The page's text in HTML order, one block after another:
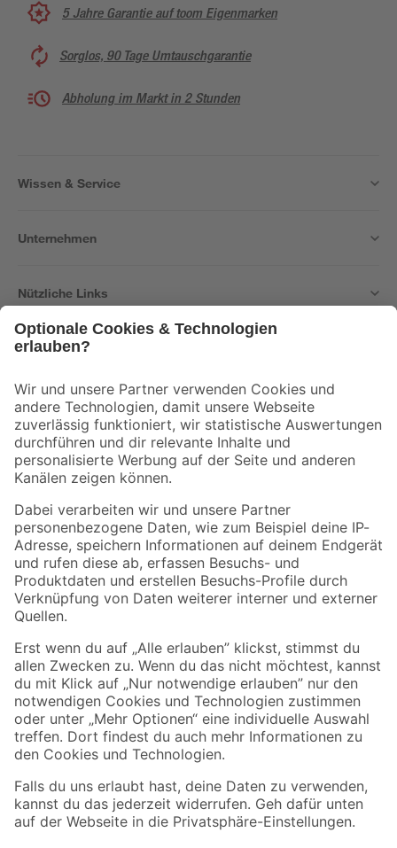
5 Jahre Garantie auf toom Eigenmarken
Sorglos, 90 Tage Umtauschgarantie
Abholung im Markt in 2 Stunden
Wissen & Service
Unternehmen
Nützliche Links
Der toom Newsletter: Keine Angebote und Aktionen mehr verpassen!
Zur Newsletter Anmeldung
Folge uns
Zahlungsarten Versandarten
Sicher einkaufen
Jetzt die toom-App herunterladen
Alle Preisangaben in EUR inkl. gesetzl. MwSt.. Die dargestellten Angebote sind unter
Umständen nicht in allen Märkten verfügbar. Die angegebenen Verfügbarkeiten beziehen